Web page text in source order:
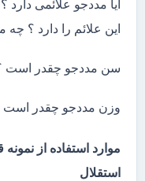
آیا مددجو علائمی
این علائم را دارد ؟ چه
سن مددجو چقدر است
وزن مددجو چقدر است
موارد استفاده از
استقلال